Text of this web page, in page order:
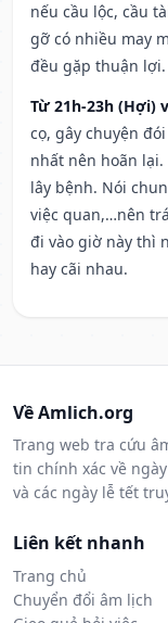
nếu cầu lộc, cầu
gỡ có nhiều may
đều gặp thuận lợi.
Từ 21h-23h (Hợi)
cọ, gây chuyện
nhất nên hoãn
lây bệnh. Nói
việc quan,…nên
đi vào giờ này thì
hay cãi nhau.
Về Amlich.org
Trang web tra cứu
tin chính xác về
và các ngày lễ tết
Liên kết nhanh
Trang chủ
Chuyển đổi âm lịch